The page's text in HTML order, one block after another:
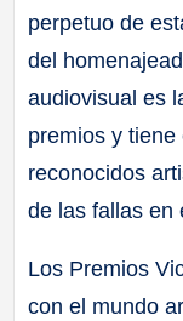
perpetuo de
del
audiovisual es
premios y
reconocidos
de las fallas en
Los Premios
con el mundo